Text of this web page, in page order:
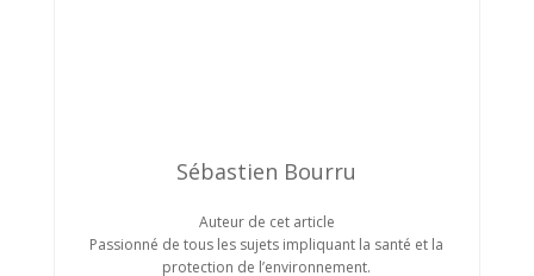
Sébastien Bourru
Auteur de cet article
Passionné de tous les sujets impliquant la santé et la
protection de l’environnement.